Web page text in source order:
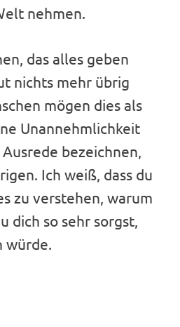
nehmen.
das alles geben
nichts mehr übrig
mögen dies als
Unannehmlichkeit
bezeichnen,
Ich weiß, dass du
zu verstehen, warum
dich so sehr sorgst,
würde.